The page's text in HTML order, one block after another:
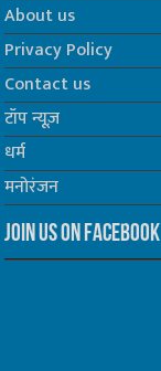
About us
Privacy Policy
Contact us
टॉप न्यूज़
धर्म
मनोरंजन
Join us on Facebook